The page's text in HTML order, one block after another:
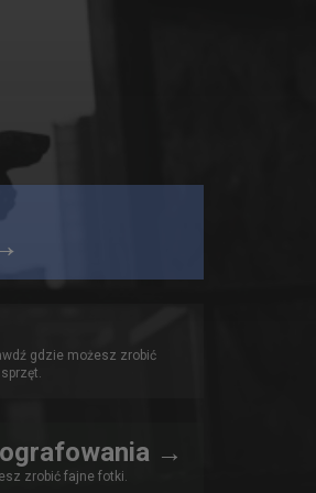
gdzie możesz zrobić
→
zrobić fajne fotki.